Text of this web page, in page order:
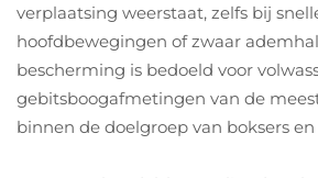
verplaatsing weerstaat, zelfs bij
hoofdbewegingen of zwaar
bescherming is bedoeld voor
gebitsboogafmetingen van de
binnen de doelgroep van boksers